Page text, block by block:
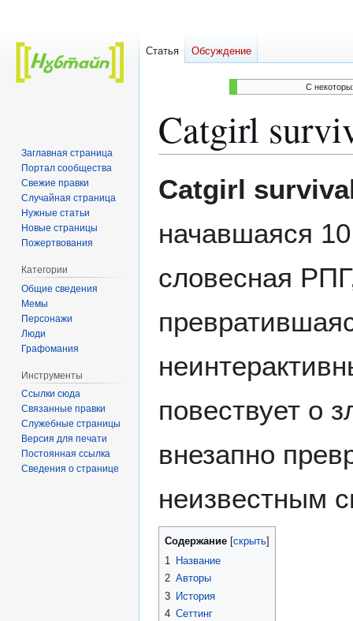
C
Catgirl
ккCatgirl
начавшаяся
словесная
повествует о
внезапно
неизвестным
Содержание
1
Название
2 Авторы
3 История
4 Сеттинг
Статья Обсуждение
Заглавная страница
Портал сообщества
Свежие правки
Случайная страница
Нужные статьи
Новые страницы
Пожертвования
Категории
Общие сведения
Мемы
Персонажи
Люди
Графомания
Инструменты
Ссылки сюда
Связанные правки
Служебные страницы
Версия для печати
Постоянная ссылка
Сведения о странице